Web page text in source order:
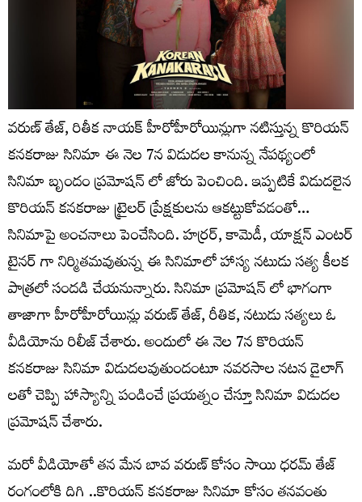
వరుణ్ తేజ్, రితీక నాయక్ హీరోహీరోయిన్లుగా నటిస్తున్న కొరియన్
కనకరాజు సినిమా ఈ నెల 7న విడుదల కానున్న నేపథ్యంలో
సినిమా బృందం ప్రమోషన్ లో జోరు పెంచింది. ఇప్పటికే విడుదలైన
కొరియన్ కనకరాజు ట్రైలర్ ప్రేక్షకులను ఆకట్టుకోవడంతో…
సినిమాపై అంచనాలు పెంచేసింది. హర్రర్, కామెడీ, యాక్షన్ ఎంటర్
టైనర్ గా నిర్మితమవుతున్న ఈ సినిమాలో హాస్య నటుడు సత్య కీలక
పాత్రలో సందడి చేయనున్నారు. సినిమా ప్రమోషన్ లో భాగంగా
తాజాగా హీరోహీరోయిన్లు వరుణ్ తేజ్, రీతిక, నటుడు సత్యలు ఓ
వీడియోను రిలీజ్ చేశారు. అందులో ఈ నెల 7న కొరియన్
కనకరాజు సినిమా విడుదలవుతుందంటూ నవరసాల నటన డైలాగ్
లతో చెప్పి హాస్యాన్ని పండించే ప్రయత్నం చేస్తూ సినిమా విడుదల
ప్రమోషన్ చేశారు.
మరో వీడియోతో తన మేన బావ వరుణ్ కోసం సాయి ధరమ్ తేజ్
రంగంలోకి దిగి ..కొరియన్ కనకరాజు సినిమా కోసం తనవంతు